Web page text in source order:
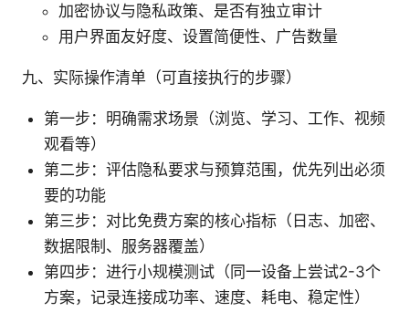
加密协议与隐私政策、是否有独立审计
用户界面友好度、设置简便性、广告数量
九、实际操作清单（可直接执行的步骤）
第一步：明确需求场景（浏览、学习、工作、视频
观看等）
第二步：评估隐私要求与预算范围，优先列出必须
要的功能
第三步：对比免费方案的核心指标（日志、加密、
数据限制、服务器覆盖）
第四步：进行小规模测试（同一设备上尝试2-3个
方案，记录连接成功率、速度、耗电、稳定性）